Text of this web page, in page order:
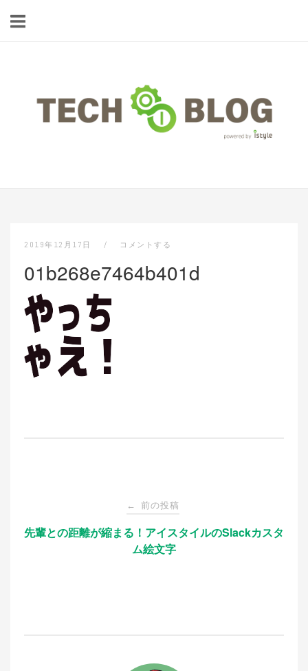
2019年12月17日 コメントする
01b268e7464b401d
稿
← 前の投稿
先輩との距離が縮まる！アイスタイルのSlackカスタ
ム絵文字